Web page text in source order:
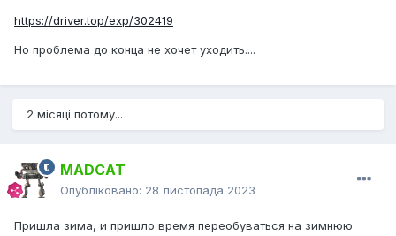
https://driver.top/exp/302419
Но проблема до конца не хочет уходить....
2 місяці потому...
MADCAT
Опубліковано: 28 листопада 2023
Пришла зима, и пришло время переобуваться на зимнюю